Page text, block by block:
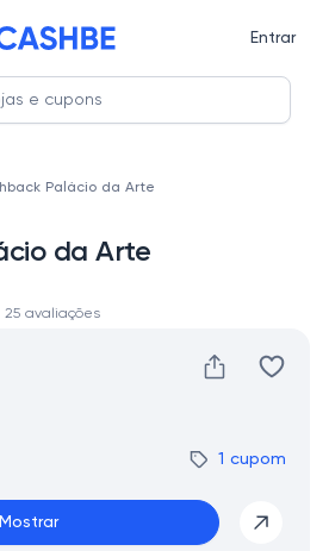
Entrar
Palácio da Arte
da Arte
1 cupom
Mostrar
25 avaliações